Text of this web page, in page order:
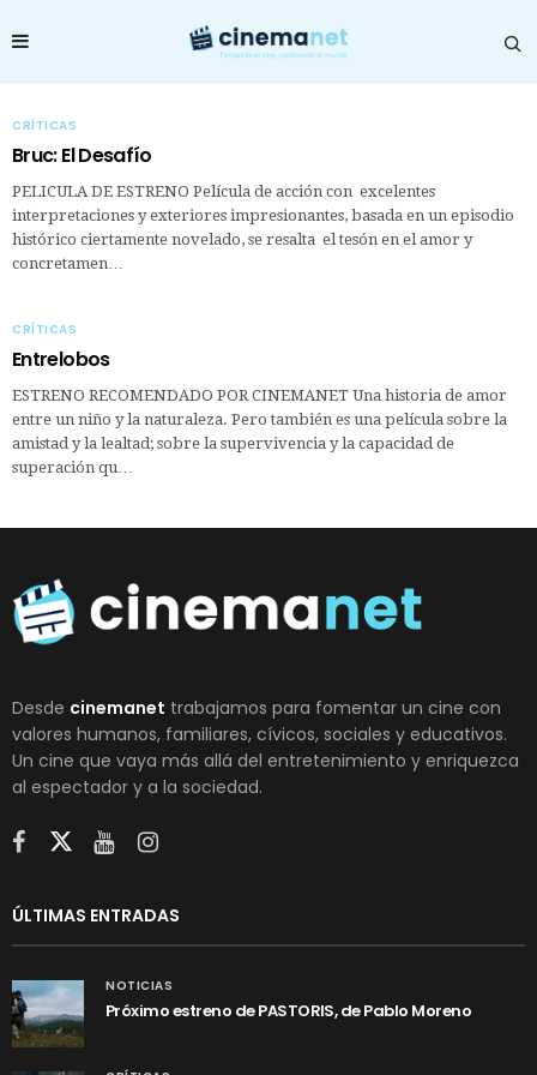
CRÍTICAS
Bruc: El Desafío
PELICULA DE ESTRENO Película de acción con excelentes
interpretaciones y exteriores impresionantes, basada en un episodio
histórico ciertamente novelado, se resalta el tesón en el amor y
concretamen…
CRÍTICAS
Entrelobos
ESTRENO RECOMENDADO POR CINEMANET Una historia de amor
entre un niño y la naturaleza. Pero también es una película sobre la
amistad y la lealtad; sobre la supervivencia y la capacidad de
superación qu…
Desde cinemanet trabajamos para fomentar un cine con
valores humanos, familiares, cívicos, sociales y educativos.
Un cine que vaya más allá del entretenimiento y enriquezca
al espectador y a la sociedad.
ÚLTIMAS ENTRADAS
NOTICIAS
Próximo estreno de PASTORIS, de Pablo Moreno